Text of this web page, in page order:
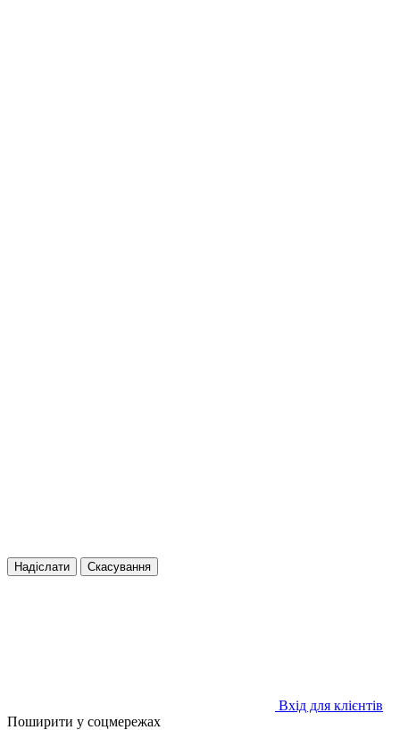
Надіслати Скасування
Вхід для клієнтів
Поширити у соцмережах